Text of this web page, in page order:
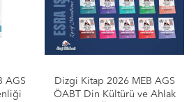
AGS
Dizgi Kitap 2026 MEB AGS
ÖABT Din Kültürü ve Ahlak